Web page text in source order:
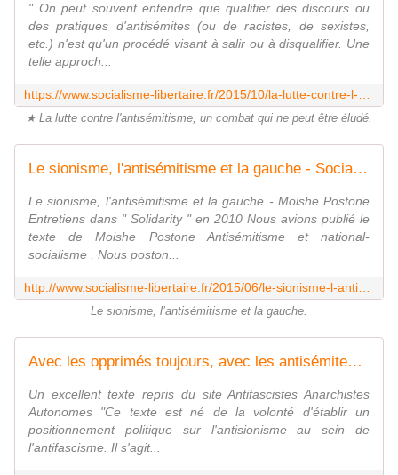
" On peut souvent entendre que qualifier des discours ou
des pratiques d'antisémites (ou de racistes, de sexistes,
etc.) n'est qu'un procédé visant à salir ou à disqualifier. Une
telle approch...
★ La lutte contre l'antisémitisme, un combat qui ne peut être éludé.
Le sionisme, l'antisémitisme et la gauche - Socialisme libertaire
Le sionisme, l'antisémitisme et la gauche - Moishe Postone
Entretiens dans " Solidarity " en 2010 Nous avions publié le
texte de Moishe Postone Antisémitisme et national-
socialisme . Nous poston...
Le sionisme, l’antisémitisme et la gauche.
Avec les opprimés toujours, avec les antisémites et les confusionnistes, jamais ! - Socialisme libertaire
Un excellent texte repris du site Antifascistes Anarchistes
Autonomes "Ce texte est né de la volonté d'établir un
positionnement politique sur l'antisionisme au sein de
l'antifascisme. Il s'agit...